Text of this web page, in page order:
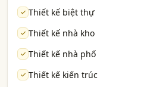
Thiết kế biệt thự
Thiết kế nhà kho
Thiết kế nhà phố
Thiết kế kiến trúc